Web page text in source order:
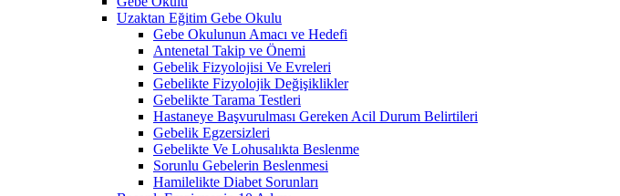
Uzaktan Eğitim Gebe Okulu
Gebe Okulunun Amacı ve Hedefi
Antenetal Takip ve Önemi
Gebelik Fizyolojisi Ve Evreleri
Gebelikte Fizyolojik Değişiklikler
Gebelikte Tarama Testleri
Hastaneye Başvurulması Gereken Acil Durum Belirtileri
Gebelik Egzersizleri
Gebelikte Ve Lohusalıkta Beslenme
Sorunlu Gebelerin Beslenmesi
Hamilelikte Diabet Sorunları